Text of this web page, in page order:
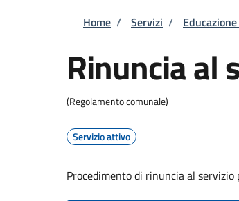
Briciole di
Home / Servizi /
Rinuncia al
(Regolamento comunale)
Servizio attivo
Procedimento di rinuncia al servizio